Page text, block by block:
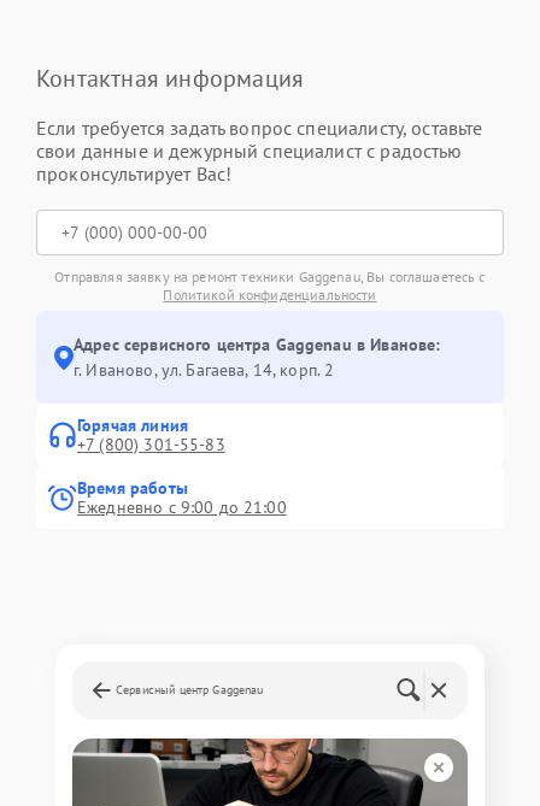
Контактная информация
Если требуется задать вопрос специалисту, оставьте
свои данные и дежурный специалист с радостью
проконсультирует Вас!
Отправляя заявку на ремонт техники Gaggenau, Вы соглашаетесь с
Политикой конфиденциальности
Адрес сервисного центра Gaggenau в Иванове:
г. Иваново, ул. Багаева, 14, корп. 2
Горячая линия
+7 (800) 301-55-83
Время работы
Ежедневно с 9:00 до 21:00
Сервисный центр Gaggenau